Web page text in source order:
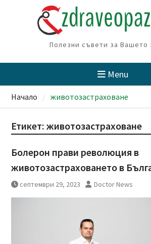
Полезни съвети за Вашето
Menu
Начало животозастраховане
Етикет: животозастраховане
Болерон прави революция в
животозастраховането в
септември 29, 2023 Doctor News